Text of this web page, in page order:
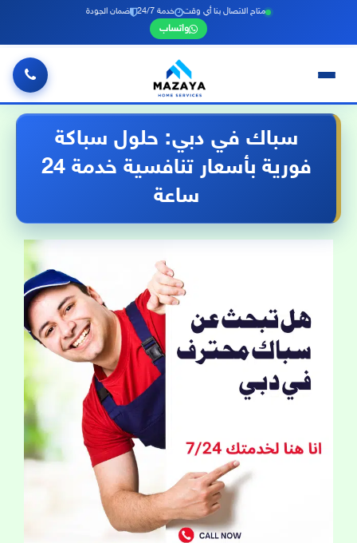
متاح الاتصال بنا أي وقت خدمة 24/7 ضمان الجودة
واتساب
سباك في دبي: حلول سباكة
فورية بأسعار تنافسية خدمة 24
ساعة